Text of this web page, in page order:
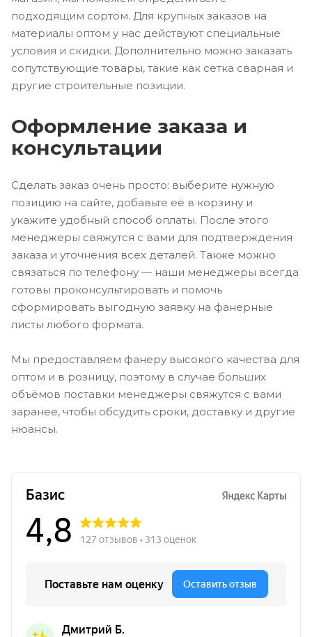
подходящим сортом. Для крупных заказов на
материалы оптом у нас действуют специальные
условия и скидки. Дополнительно можно заказать
сопутствующие товары, такие как сетка сварная и
другие строительные позиции.
Оформление заказа и
консультации
Сделать заказ очень просто: выберите нужную
позицию на сайте, добавьте её в корзину и
укажите удобный способ оплаты. После этого
менеджеры свяжутся с вами для подтверждения
заказа и уточнения всех деталей. Также можно
связаться по телефону — наши менеджеры всегда
готовы проконсультировать и помочь
сформировать выгодную заявку на фанерные
листы любого формата.
Мы предоставляем фанеру высокого качества для
оптом и в розницу, поэтому в случае больших
объёмов поставки менеджеры свяжутся с вами
заранее, чтобы обсудить сроки, доставку и другие
нюансы.